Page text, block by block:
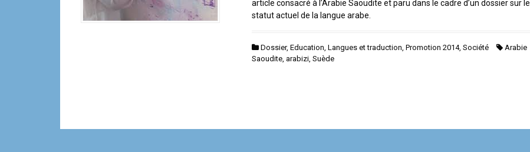
article consacré à l’Arabie Saoudite et paru dans le cadre d’un dossier sur le
statut actuel de la langue arabe.
Dossier,Education,Langues et traduction,Promotion 2014,Société
Arabie
Saoudite,arabizi,Suède